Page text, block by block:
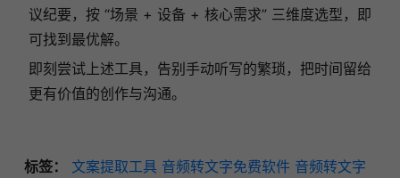
议纪要，按 “场景 + 设备 + 核心需求” 三维度选型，即
可找到最优解。
即刻尝试上述工具，告别手动听写的繁琐，把时间留给
更有价值的创作与沟通。
标签： 文案提取工具 音频转文字免费软件 音频转文字